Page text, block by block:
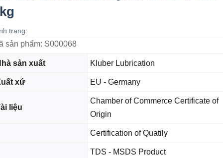
trạng:
sản phẩm: S000068
sản xuất Kluber Lubrication
xứ EU - Germany
liệu
Chamber of Commerce Certificate of
Origin
Certification of Quatily
TDS - MSDS Product